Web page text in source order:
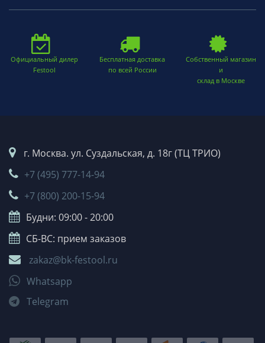
Официальный дилер
Festool
Бесплатная доставка
по всей России
Собственный магазин
и
склад в Москве
г. Москва. ул. Суздальская, д. 18г (ТЦ ТРИО)
+7 (495) 777-14-94
+7 (800) 200-15-94
Будни: 09:00 - 20:00
СБ-ВС: прием заказов
zakaz@bk-festool.ru
Whatsapp
Telegram